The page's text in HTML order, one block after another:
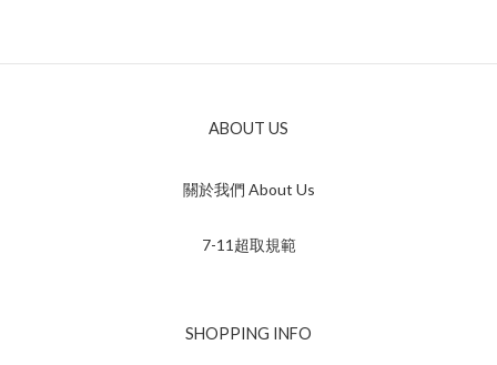
ABOUT US
關於我們 About Us
7-11超取規範
SHOPPING INFO